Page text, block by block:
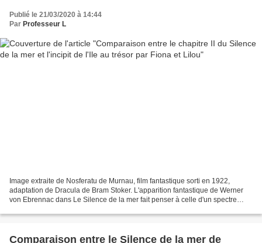
Publié le 21/03/2020 à 14:44
Par Professeur L
Image extraite de Nosferatu de Murnau, film fantastique sorti en 1922,
adaptation de Dracula de Bram Stoker. L'apparition fantastique de Werner
von Ebrennac dans Le Silence de la mer fait penser à celle d'un spectre
Comparaison entre le Silence de la mer de